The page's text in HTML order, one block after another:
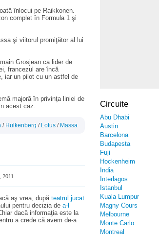
înlocui pe Raikkonen.
complet în Formula 1 şi
şi viitorul promiţător al lui
Grosjean ca lider de
francezul are încă
iar un pilot cu un astfel de
majoră în privinţa liniei de
acest caz.
/ Hulkenberg / Lotus / Massa
2011
aş vrea, după teatrul jucat
pentru decizia de a-l
dacă informaţia este la
a crede că avem de-a
Circuite
Abu Dhabi
Austin
Barcelona
Budapesta
Fuji
Hockenheim
India
Interlagos
Istanbul
Kuala Lumpur
Magny Cours
Melbourne
Monte Carlo
Montreal